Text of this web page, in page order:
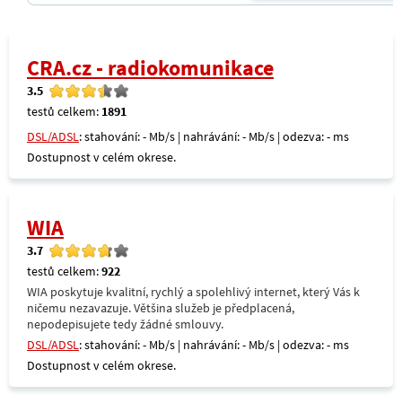
CRA.cz - radiokomunikace
3.5
testů celkem: 1891
DSL/ADSL: stahování: - Mb/s | nahrávání: - Mb/s | odezva: - ms
Dostupnost v celém okrese.
WIA
3.7
testů celkem:922
WIA poskytuje kvalitní, rychlý a spolehlivý internet, který Vás k
ničemu nezavazuje. Většina služeb je předplacená,
nepodepisujete tedy žádné smlouvy.
DSL/ADSL: stahování: - Mb/s | nahrávání: - Mb/s | odezva: - ms
Dostupnost v celém okrese.